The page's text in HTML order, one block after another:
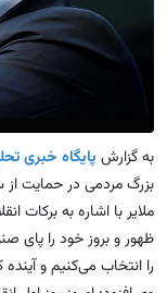
به گزارش پایگاه خبری
بزرگ مردمی در حمایت
ملایر با اشاره به برکات
ظهور و بروز خود را
را انتخاب می‌کنیم و